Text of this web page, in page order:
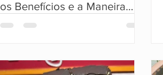
os Benefícios e a Maneira
Certa de Usar!